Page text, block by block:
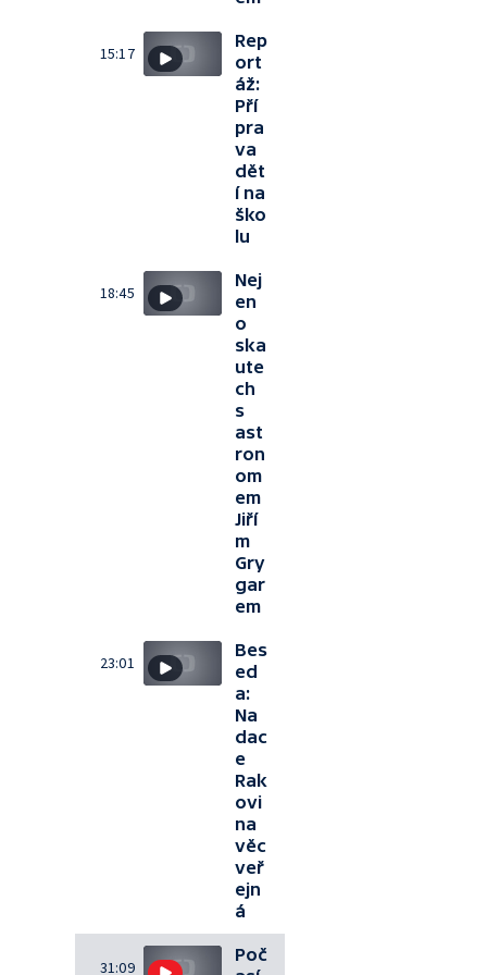
15:17
Rep
ort
áž:
Pří
pra
va
dět
í na
ško
lu
18:45
Nej
en
o
ska
ute
ch
s
ast
ron
om
em
Jiří
m
Gry
gar
em
23:01
Bes
ed
a:
Na
dac
e
Rak
ovi
na
věc
veř
ejn
á
31:09
Poč